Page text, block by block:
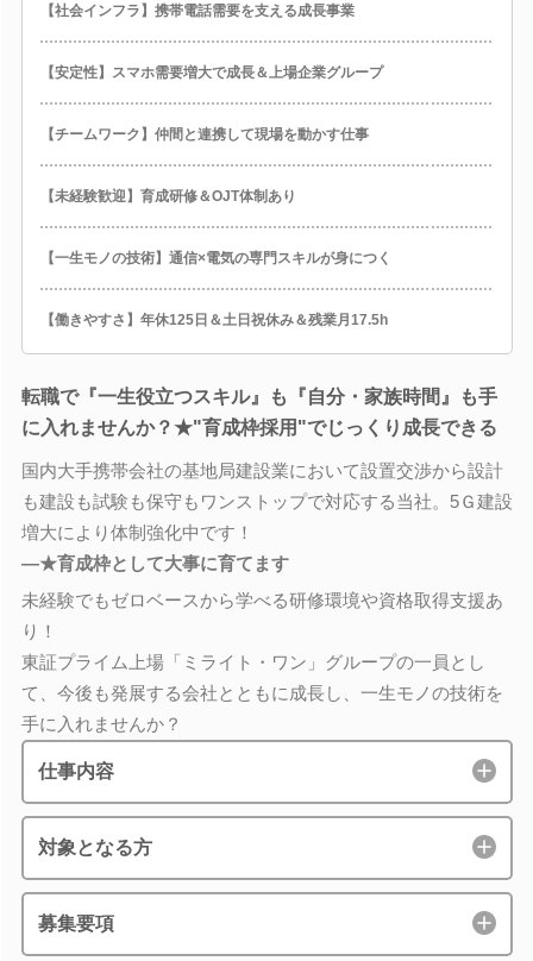
【社会インフラ】携帯電話需要を支える成長事業
【安定性】スマホ需要増大で成長＆上場企業グループ
【チームワーク】仲間と連携して現場を動かす仕事
【未経験歓迎】育成研修＆OJT体制あり
【一生モノの技術】通信×電気の専門スキルが身につく
【働きやすさ】年休125日＆土日祝休み＆残業月17.5h
転職で『一生役立つスキル』も『自分・家族時間』も手
に入れませんか？★"育成枠採用"でじっくり成長できる
国内大手携帯会社の基地局建設業において設置交渉から設計
も建設も試験も保守もワンストップで対応する当社。5Ｇ建設
増大により体制強化中です！
―★育成枠として大事に育てます
未経験でもゼロベースから学べる研修環境や資格取得支援あ
り！
東証プライム上場「ミライト・ワン」グループの一員とし
て、今後も発展する会社とともに成長し、一生モノの技術を
手に入れませんか？
仕事内容
対象となる方
募集要項